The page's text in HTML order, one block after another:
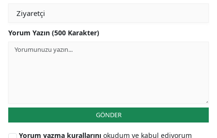
Yorum Yazın (500 Karakter)
GÖNDER
Yorum yazma kurallarını okudum ve kabul ediyorum